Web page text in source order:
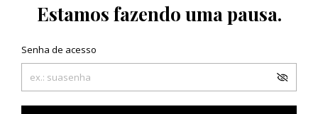
Estamos fazendo uma pausa.
Senha de acesso